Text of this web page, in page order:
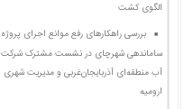
الگوی کشت
بررسی راهکارهای رفع موانع اجرای پروژه
ساماندهی شهرچای در نشست مشترک شرکت
آب منطقه‌ای آذربایجان‌غربی و مدیریت شهری
ارومیه